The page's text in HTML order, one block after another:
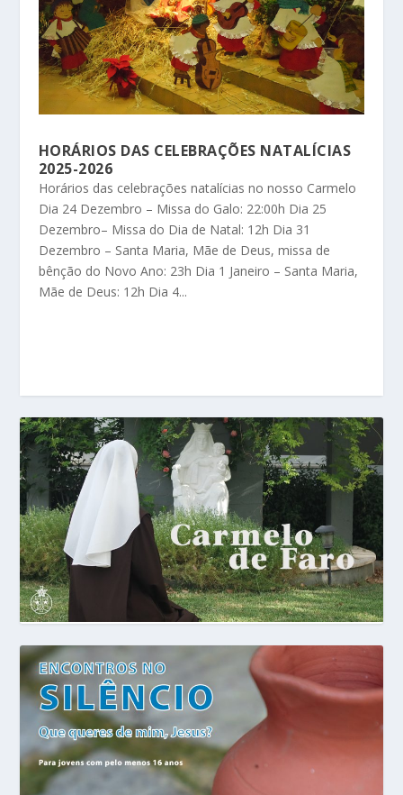
HORÁRIOS DAS CELEBRAÇÕES NATALÍCIAS
2025-2026
Horários das celebrações natalícias no nosso Carmelo
Dia 24 Dezembro – Missa do Galo: 22:00h Dia 25
Dezembro– Missa do Dia de Natal: 12h Dia 31
Dezembro – Santa Maria, Mãe de Deus, missa de
bênção do Novo Ano: 23h Dia 1 Janeiro – Santa Maria,
Mãe de Deus: 12h Dia 4...